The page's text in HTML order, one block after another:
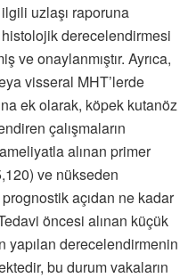
uzlaşı raporuna
histolojik derecelendirmesi
ve onaylanmıştır. Ayrıca,
visseral MHT’lerde
ek olarak, köpek kutanöz
çalışmaların
alınan primer
ve nükseden
açıdan ne kadar
öncesi alınan küçük
derecelendirmenin
bu durum vakaların